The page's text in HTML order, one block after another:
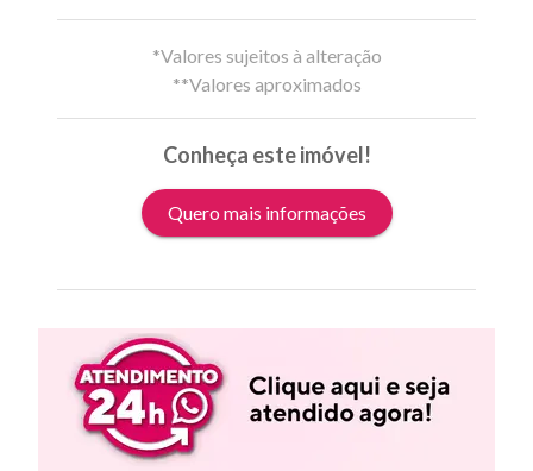
*Valores sujeitos à alteração
**Valores aproximados
Conheça este imóvel!
Quero mais informações